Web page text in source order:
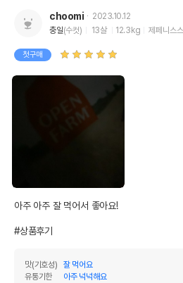
choomi
2023.10.12
충일(수컷) 13살 12.3kg 제페니스
첫구매
아주 아주 잘 먹어서 좋아요!
#상품후기
맛(기호성)
잘 먹어요
유통기한
아주 넉넉해요